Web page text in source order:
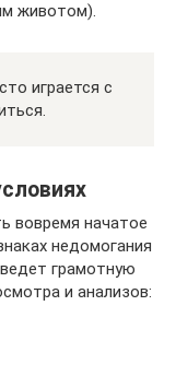
животом).
играется с
вовремя начатое
недомогания
грамотную
и анализов: